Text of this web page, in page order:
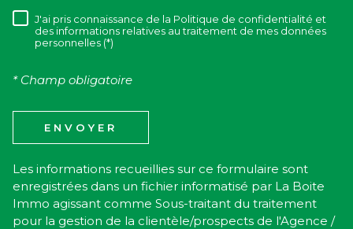
RÈGLEMENTATION
J'ai pris connaissance de la Politique de confidentialité et
des informations relatives au traitement de mes données
personnelles (*)
* Champ obligatoire
ENVOYER
Les informations recueillies sur ce formulaire sont
enregistrées dans un fichier informatisé par La Boite
Immo agissant comme Sous-traitant du traitement
pour la gestion de la clientèle/prospects de l'Agence /